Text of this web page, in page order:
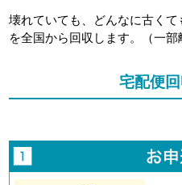
壊れていても、どんなに古く
を全国から回収します。（一部
宅配便